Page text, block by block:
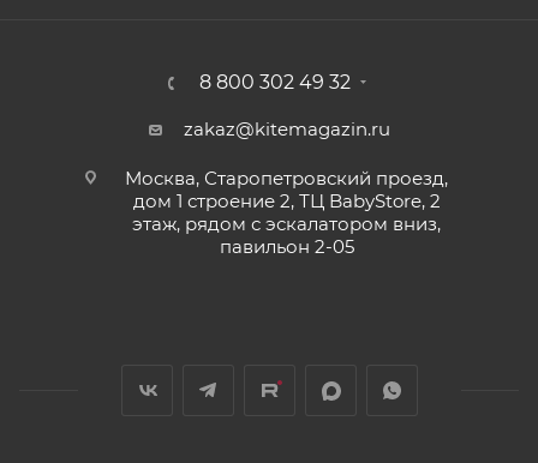
8 800 302 49 32
zakaz@kitemagazin.ru
Москва, Старопетровский проезд,
дом 1 строение 2, ТЦ BabyStore, 2
этаж, рядом с эскалатором вниз,
павильон 2-05